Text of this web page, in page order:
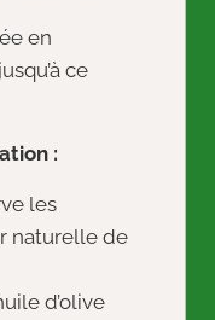
en
ce
:
les
naturelle de
d’olive